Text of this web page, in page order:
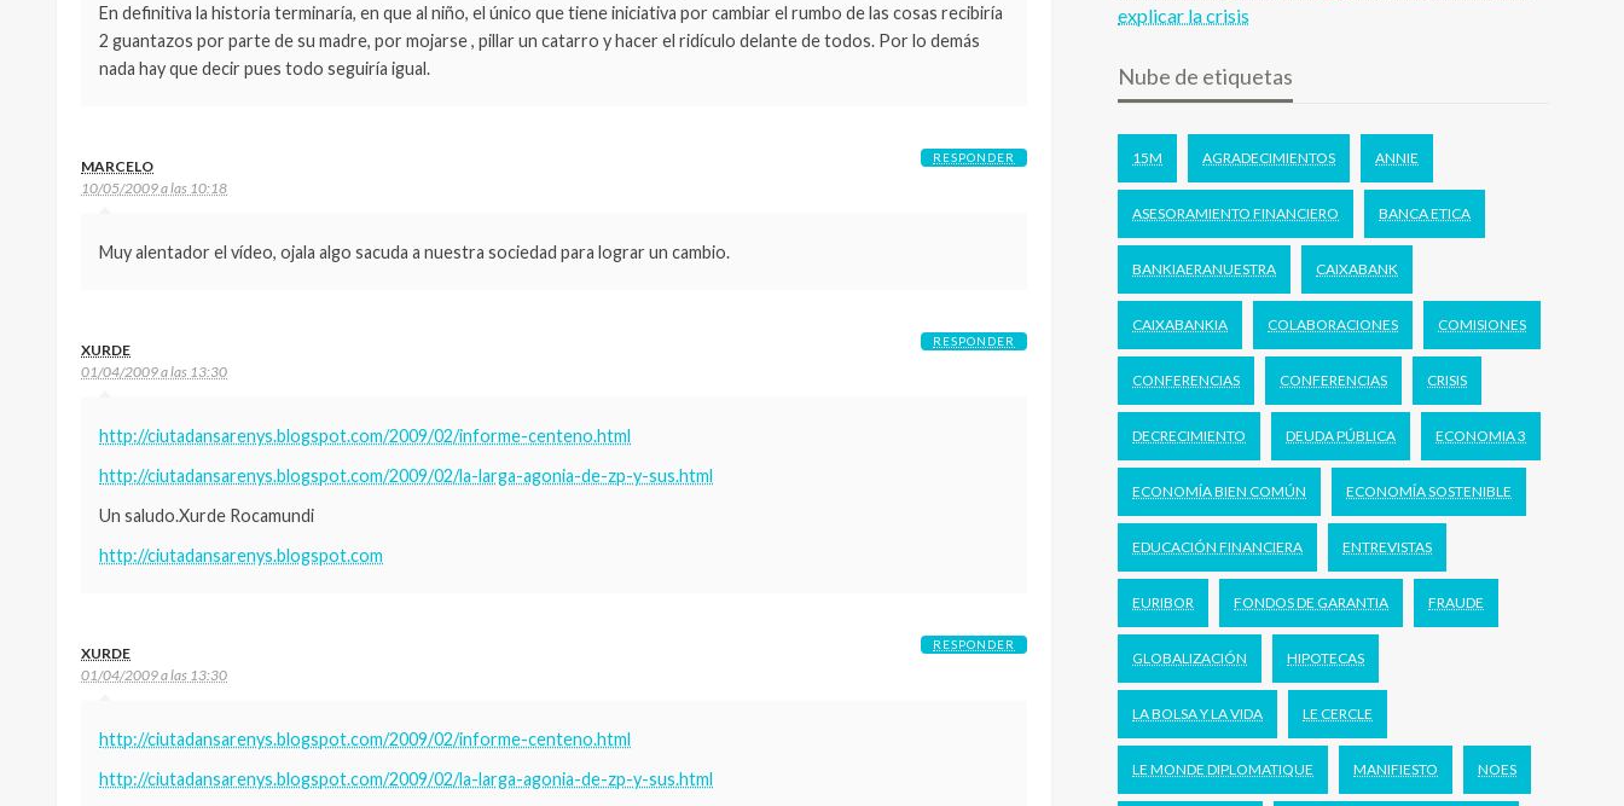
En definitiva la historia terminaría, en que al niño, el único que tiene iniciativa por cambiar el rumbo de las cosas recibiría
2 guantazos por parte de su madre, por mojarse , pillar un catarro y hacer el ridículo delante de todos. Por lo demás
nada hay que decir pues todo seguiría igual.
MARCELO
10/05/2009 a las 10:18
Muy alentador el vídeo, ojala algo sacuda a nuestra sociedad para lograr un cambio.
RESPONDER
XURDE
01/04/2009 a las 13:30
http://ciutadansarenys.blogspot.com/2009/02/informe-centeno.html
http://ciutadansarenys.blogspot.com/2009/02/la-larga-agonia-de-zp-y-sus.html
Un saludo.Xurde Rocamundi
http://ciutadansarenys.blogspot.com
RESPONDER
XURDE
01/04/2009 a las 13:30
http://ciutadansarenys.blogspot.com/2009/02/informe-centeno.html
http://ciutadansarenys.blogspot.com/2009/02/la-larga-agonia-de-zp-y-sus.html
RESPONDER
explicar la crisis
Nube de etiquetas
15M AGRADECIMIENTOS ANNIE
ASESORAMIENTO FINANCIERO BANCA ETICA
BANKIAERANUESTRA CAIXABANK
CAIXABANKIA COLABORACIONES COMISIONES
CONFERENCIAS CONFERENCIAS CRISIS
DECRECIMIENTO DEUDA PÚBLICA ECONOMIA 3
ECONOMÍA BIEN COMÚN ECONOMÍA SOSTENIBLE
EDUCACIÓN FINANCIERA ENTREVISTAS
EURIBOR FONDOS DE GARANTIA FRAUDE
GLOBALIZACIÓN HIPOTECAS
LA BOLSA Y LA VIDA LE CERCLE
LE MONDE DIPLOMATIQUE MANIFIESTO NOES